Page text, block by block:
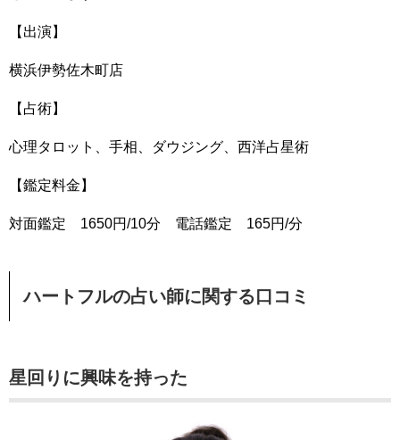
【出演】
横浜伊勢佐木町店
【占術】
心理タロット、手相、ダウジング、西洋占星術
【鑑定料金】
対面鑑定 1650円/10分 電話鑑定 165円/分
ハートフルの占い師に関する口コミ
星回りに興味を持った